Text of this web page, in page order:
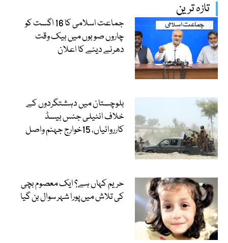
تازہ ترین
جماعت اسلامی کا 16 اگست کو
چاروں صوبوں میں بیک وقت
دھرنے دینے کا اعلان
بلوچستان میں دہشتگردوں کے
خلاف انٹیلی جنس بیسڈ
کارروائیاں، 15خوارج جہنم واصل
حریم کہاں ہے؟ ایک معصوم بچی
کی تلاش میں پورا شہر سوال بن گیا